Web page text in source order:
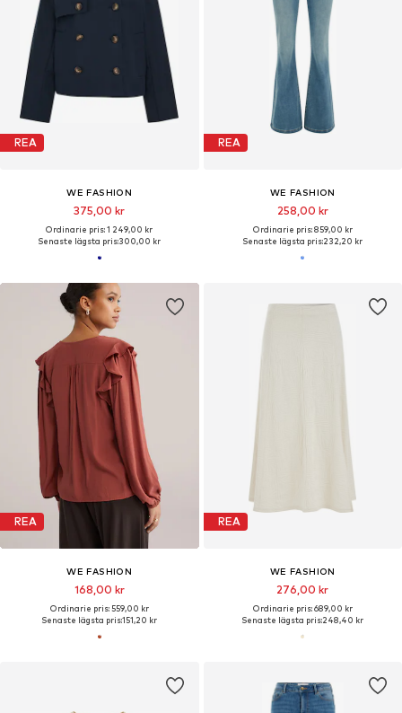
REA
WE FASHION
375,00 kr
Ordinarie pris: 1 249,00 kr
Senaste lägsta pris:300,00 kr
REA
WE FASHION
258,00 kr
Ordinarie pris: 859,00 kr
Senaste lägsta pris:232,20 kr
REA
WE FASHION
168,00 kr
Ordinarie pris: 559,00 kr
Senaste lägsta pris:151,20 kr
REA
WE FASHION
276,00 kr
Ordinarie pris: 689,00 kr
Senaste lägsta pris:248,40 kr